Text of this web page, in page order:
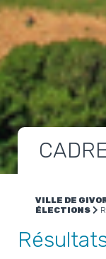
VILLE DE
ÉLECTIONS